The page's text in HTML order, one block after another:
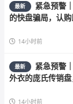
最新
紧急预警
的快盘骗局，认
14小时前
最新
紧急预警
外衣的庞氏传销
14小时前